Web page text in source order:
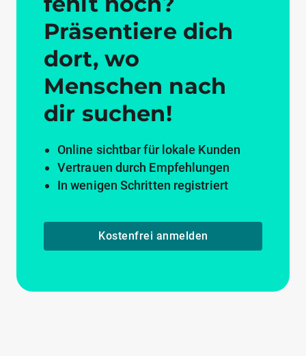
Präsentiere dich
dort, wo
Menschen nach
dir suchen!
Online sichtbar für lokale Kunden
Vertrauen durch Empfehlungen
In wenigen Schritten registriert
Kostenfrei anmelden